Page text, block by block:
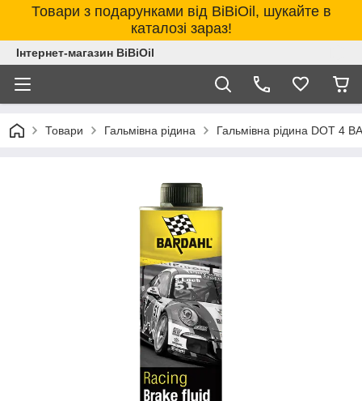
Товари з подарунками від BiBiOil, шукайте в
каталозі зараз!
Інтернет-магазин BiBiOil
Товари Гальмівна рідина Гальмівна рідина DOT 4